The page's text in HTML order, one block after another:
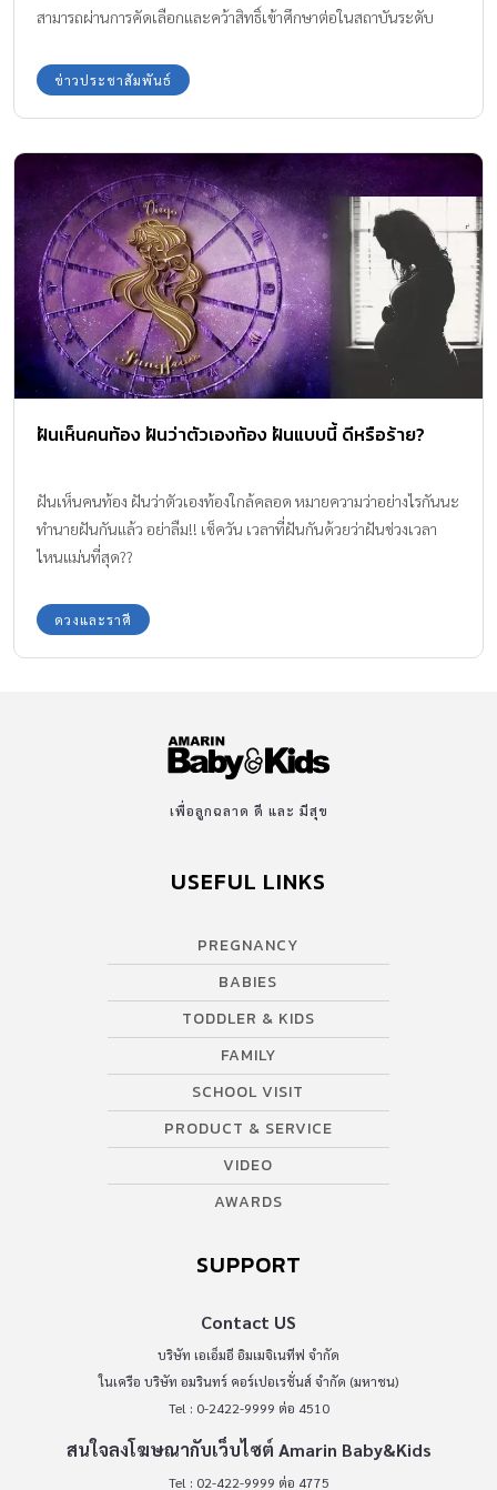
สามารถผ่านการคัดเลือกและคว้าสิทธิ์เข้าศึกษาต่อในสถาบันระดับ
นี้ มี 207 สิทธิ์
ข่าวประชาสัมพันธ์
ฝันเห็นคนท้อง ฝันว่าตัวเองท้อง ฝันแบบนี้ ดีหรือร้าย?
ฝันเห็นคนท้อง ฝันว่าตัวเองท้องใกล้คลอด หมายความว่าอย่างไรกันนะ
ทำนายฝันกันแล้ว อย่าลืม!! เช็ควัน เวลาที่ฝันกันด้วยว่าฝันช่วงเวลา
ไหนแม่นที่สุด??
ดวงและราศี
เพื่อลูกฉลาด ดี และ มีสุข
USEFUL LINKS
PREGNANCY
BABIES
TODDLER & KIDS
FAMILY
SCHOOL VISIT
PRODUCT & SERVICE
VIDEO
AWARDS
SUPPORT
Contact US
บริษัท เอเอ็มอี อิมเมจิเนทีฟ จำกัด
ในเครือ บริษัท อมรินทร์ คอร์เปอเรชั่นส์ จำกัด (มหาชน)
Tel : 0-2422-9999 ต่อ 4510
สนใจลงโฆษณากับเว็บไซต์ Amarin Baby&Kids
Tel : 02-422-9999 ต่อ 4775